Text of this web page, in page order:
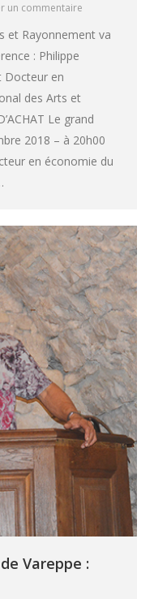
un commentaire
et Rayonnement va
: Philippe
Docteur en
des Arts et
Le grand
2018 – à 20h00
en économie du
Vareppe :